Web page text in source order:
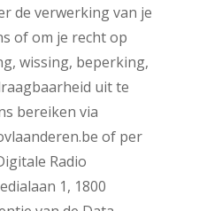
de verwerking van je
of om je recht op
wissing, beperking,
uit te
bereiken via
of per
Radio
1, 1800